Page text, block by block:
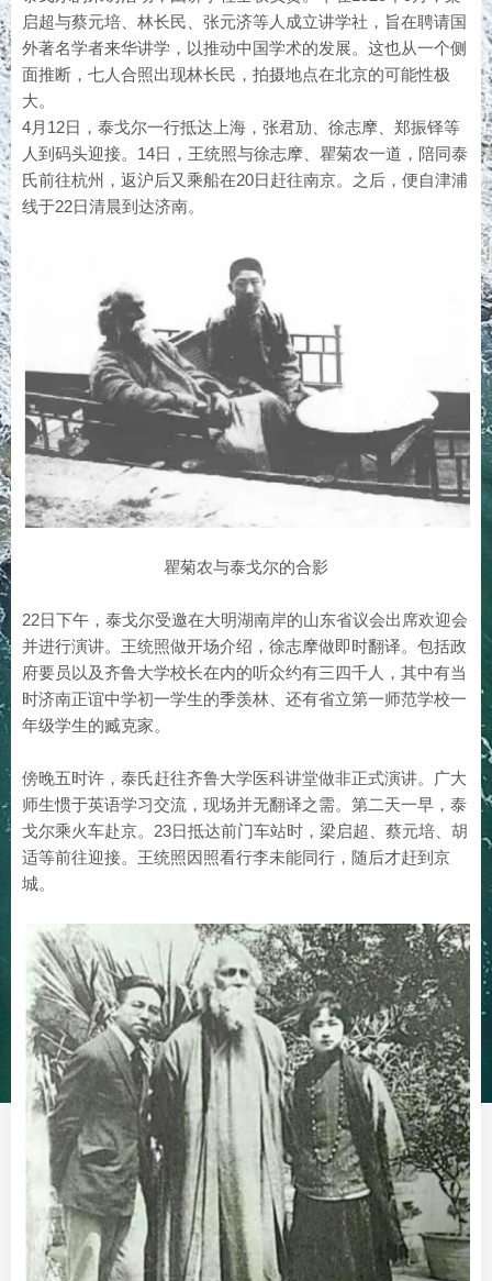
启超与蔡元培、林长民、张元济等人成立讲学社，旨在聘请国
外著名学者来华讲学，以推动中国学术的发展。这也从一个侧
面推断，七人合照出现林长民，拍摄地点在北京的可能性极
大。
4月12日，泰戈尔一行抵达上海，张君劢、徐志摩、郑振铎等
人到码头迎接。14日，王统照与徐志摩、瞿菊农一道，陪同泰
氏前往杭州，返沪后又乘船在20日赶往南京。之后，便自津浦
线于22日清晨到达济南。
瞿菊农与泰戈尔的合影
22日下午，泰戈尔受邀在大明湖南岸的山东省议会出席欢迎会
并进行演讲。王统照做开场介绍，徐志摩做即时翻译。包括政
府要员以及齐鲁大学校长在内的听众约有三四千人，其中有当
时济南正谊中学初一学生的季羡林、还有省立第一师范学校一
年级学生的臧克家。
傍晚五时许，泰氏赶往齐鲁大学医科讲堂做非正式演讲。广大
师生惯于英语学习交流，现场并无翻译之需。第二天一早，泰
戈尔乘火车赴京。23日抵达前门车站时，梁启超、蔡元培、胡
适等前往迎接。王统照因照看行李未能同行，随后才赶到京
城。